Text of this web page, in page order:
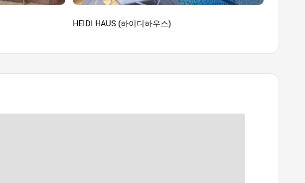
HEIDI HAUS (하이디하우스)